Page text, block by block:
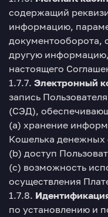
содержащий
информацию,
документооборота,
другую
настоящего
1.7.7. Электронный
запись
(СЭД),
(a) хранение
Кошелька денежных
(b) доступ
(c) возможность
осуществления
1.7.8.
по установлению и